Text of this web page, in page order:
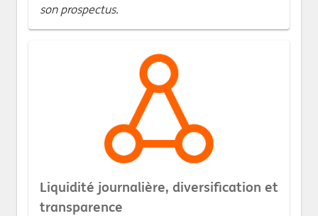
son prospectus.
Liquidité journalière, diversification et
transparence